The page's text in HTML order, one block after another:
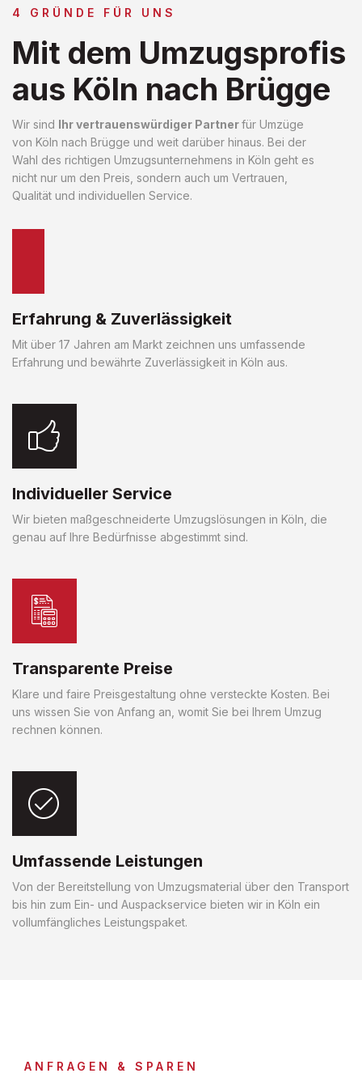
4 GRÜNDE FÜR UNS
Mit dem Umzugsprofis
aus Köln nach Brügge
Wir sind Ihr vertrauenswürdiger Partnerfür Umzüge
von Köln nach Brügge und weit darüber hinaus. Bei der
Wahl des richtigen Umzugsunternehmens in Köln geht es
nicht nur um den Preis, sondern auch um Vertrauen,
Qualität und individuellen Service.
Erfahrung & Zuverlässigkeit
Mit über 17 Jahren am Markt zeichnen uns umfassende
Erfahrung und bewährte Zuverlässigkeit in Köln aus.
Individueller Service
Wir bieten maßgeschneiderte Umzugslösungen in Köln, die
genau auf Ihre Bedürfnisse abgestimmt sind.
Transparente Preise
Klare und faire Preisgestaltung ohne versteckte Kosten. Bei
uns wissen Sie von Anfang an, womit Sie bei Ihrem Umzug
rechnen können.
Umfassende Leistungen
Von der Bereitstellung von Umzugsmaterial über den Transport
bis hin zum Ein- und Auspackservice bieten wir in Köln ein
vollumfängliches Leistungspaket.
ANFRAGEN & SPAREN